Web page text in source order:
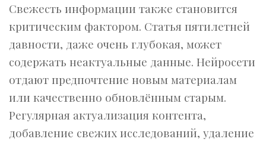
Свежесть информации также становится
критическим фактором. Статья пятилетней
давности, даже очень глубокая, может
содержать неактуальные данные. Нейросети
отдают предпочтение новым материалам
или качественно обновлённым старым.
Регулярная актуализация контента,
добавление свежих исследований, удаление